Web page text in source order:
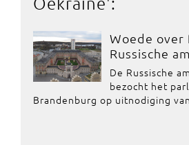
Woede
Russische
De Russische
bezocht het
Brandenburg op uitnodiging